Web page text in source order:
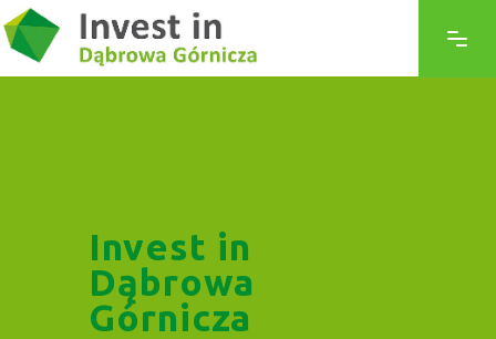
Invest in
Dąbrowa
Górnicza